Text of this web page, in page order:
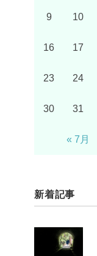
9 10
16 17
23 24
30 31
« 7月
新着記事